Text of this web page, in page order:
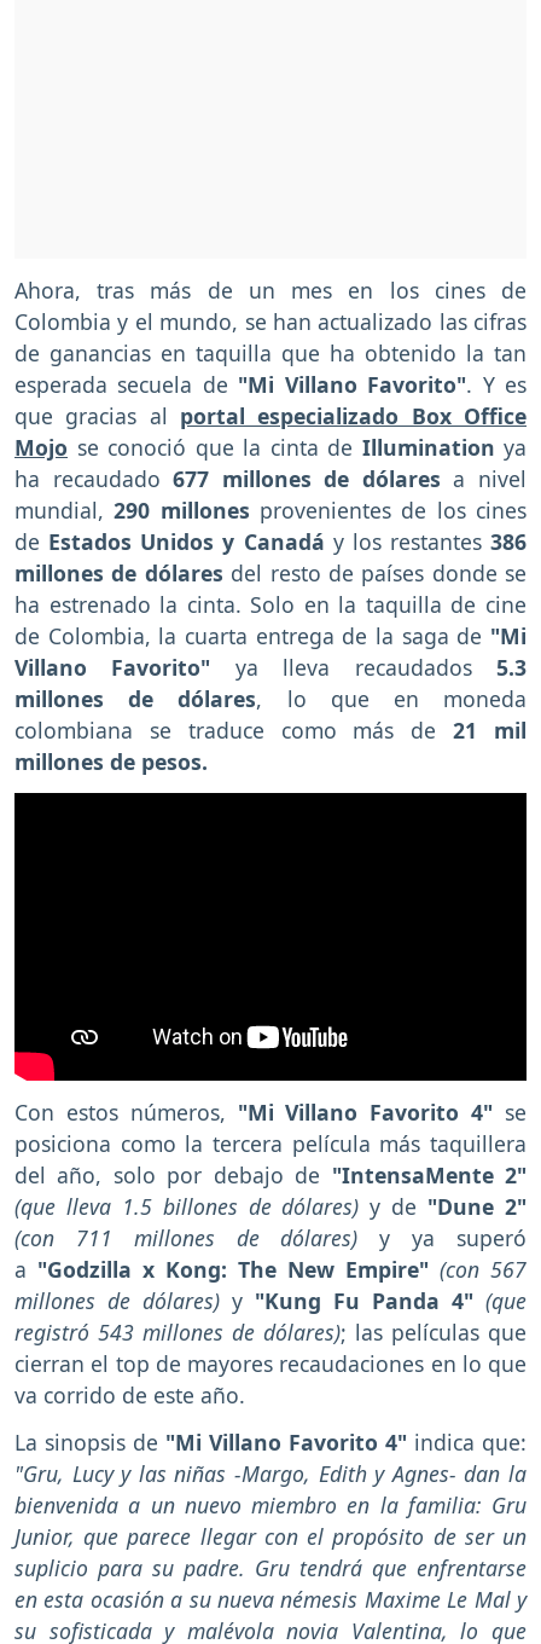
Ahora, tras más de un mes en los cines de
Colombia y el mundo, se han actualizado las cifras
de ganancias en taquilla que ha obtenido la tan
esperada secuela de "Mi Villano Favorito". Y es
que gracias al portal especializado Box Office
Mojo se conoció que la cinta de Illumination ya
ha recaudado677 millones de dólares a nivel
mundial,290 millones provenientes de los cines
de Estados Unidos y Canadá y los restantes 386
millones de dólares del resto de países donde se
ha estrenado la cinta. Solo en la taquilla de cine
de Colombia, la cuarta entrega de la saga de "Mi
Villano Favorito" ya lleva recaudados5.3
millones de dólares, lo que en moneda
colombiana se traduce como más de21 mil
millones de pesos.
Con estos números, "Mi Villano Favorito 4" se
posiciona como la tercera película más taquillera
del año, solo por debajo de "IntensaMente 2"
(que lleva 1.5 billones de dólares) y de "Dune 2"
(con 711 millones de dólares)y ya superó
a "Godzilla x Kong: The New Empire" (con 567
millones de dólares) y "Kung Fu Panda 4" (que
registró 543 millones de dólares); las películas que
cierran el top de mayores recaudaciones en lo que
va corrido de este año.
La sinopsis de "Mi Villano Favorito 4" indica que:
"Gru, Lucy y las niñas -Margo, Edith y Agnes- dan la
bienvenida a un nuevo miembro en la familia: Gru
Junior, que parece llegar con el propósito de ser un
suplicio para su padre. Gru tendrá que enfrentarse
en esta ocasión a su nueva némesis Maxime Le Mal y
su sofisticada y malévola novia Valentina, lo que